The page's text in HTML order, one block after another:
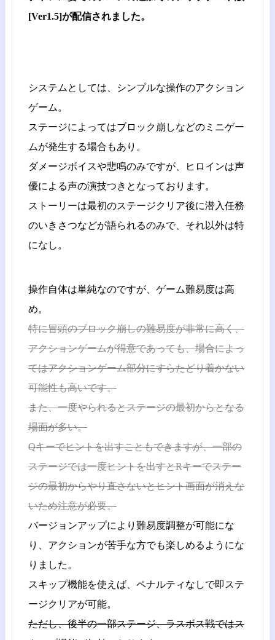
[Ver1.5]が配信されました。
システムとしては、シンプルな操作のアクション
ゲーム。
ステージによってはブロック崩しなどのミニゲー
ムが発生する場合もあり。
ダメージボイスや悲鳴のみですが、ヒロインは声
優による声の演技つきとなっております。
ストーリーは最初のステージクリア後に潜入任務
のいきさつなどが語られるのみで、それ以外は特
になし。
操作自体は単純なのですが、ゲーム難易度は高
め。
特に冒頭のブロック崩しの難易度が非常に高く、
アクションゲームが得意であっても、場合によっ
てはアクションゲーム部分にすらたどり着かない
可能性も高いです。
また、一度やられるとステージの最初からとなる
場面が多い。
Qキーでヒントを出すこともできますが、一部の
ステージでは一度ヒントを出すとRキーでステー
ジの最初からやり直さないとヒント画面が消えな
いため注意が必要。
バージョンアップにより難易度調整が可能にな
り、アクションが苦手な方でも楽しめるようにな
りました。
スキップ機能を使えば、ペナルティなしで即ステ
ージクリアが可能。
ただし、後半の一部ステージ、ラスボス戦ではス